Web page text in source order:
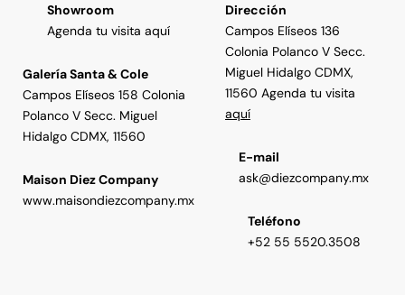
Showroom
Agenda tu visita aquí
Galería Santa & Cole
Campos Elíseos 158 Colonia
Polanco V Secc. Miguel
Hidalgo CDMX, 11560
Maison Diez Company
www.maisondiezcompany.mx
Dirección
Campos Elíseos 136
Colonia Polanco V Secc.
Miguel Hidalgo CDMX,
11560 Agenda tu visita
aquí
E-mail
ask@diezcompany.mx
Teléfono
+52 55 5520.3508